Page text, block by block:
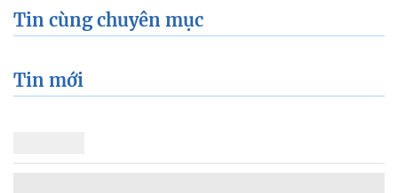
Tin cùng chuyên mục
Tin mới